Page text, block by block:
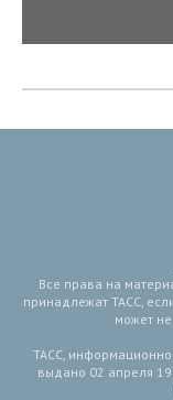
Все права на
принадлежат ТАСС,
может
ТАСС,
выдано 02 апреля